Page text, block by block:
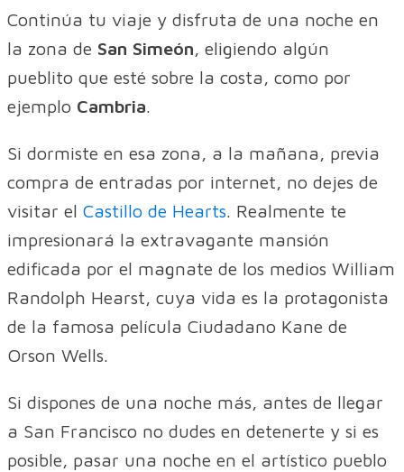
Continúa tu viaje y disfruta de una noche en
la zona de San Simeón, eligiendo algún
pueblito que esté sobre la costa, como por
ejemplo Cambria.
Si dormiste en esa zona, a la mañana, previa
compra de entradas por internet, no dejes de
visitar el Castillo de Hearts. Realmente te
impresionará la extravagante mansión
edificada por el magnate de los medios William
Randolph Hearst, cuya vida es la protagonista
de la famosa película Ciudadano Kane de
Orson Wells.
Si dispones de una noche más, antes de llegar
a San Francisco no dudes en detenerte y si es
posible, pasar una noche en el artístico pueblo